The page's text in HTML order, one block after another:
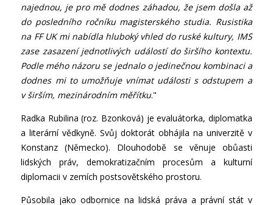
najednou, je pro mě dodnes záhadou, že jsem došla až
do posledního ročníku magisterského studia. Rusistika
na FF UK mi nabídla hluboký vhled do ruské kultury, IMS
zase zasazení jednotlivých událostí do širšího kontextu.
Podle mého názoru se jednalo o jedinečnou kombinaci a
dodnes mi to umožňuje vnímat události s odstupem a
v širším, mezinárodním měřítku."
Radka Rubilina (roz. Bzonková) je evaluátorka, diplomatka
a literární vědkyně. Svůj doktorát obhájila na univerzitě v
Konstanz (Německo). Dlouhodobě se věnuje obůasti
lidských práv, demokratizačním procesům a kulturní
diplomacii v zemích postsovětského prostoru.
Působila jako odbornice na lidská práva a právní stát v